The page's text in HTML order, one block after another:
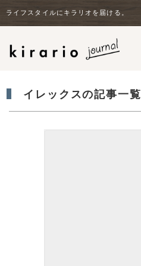
ライフスタイルにキラリオを届ける。
イレックスの記事一覧